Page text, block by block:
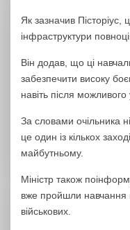
Як зазначив Пісторіус,
інфраструктури
Він додав, що ці
забезпечити високу
навіть після
За словами очільника
це один із кількох
майбутньому.
Міністр також
вже пройшли навчання
військових.